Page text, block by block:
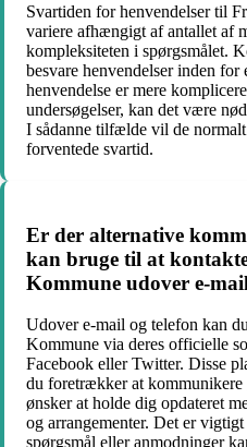
Svartiden for henvendelser til
variere afhængigt af antallet af
kompleksiteten i spørgsmålet.
besvare henvendelser inden
henvendelse er mere
undersøgelser, kan det være
I sådanne tilfælde vil de
forventede svartid.
Er der alternative
kan bruge til at
Kommune udover e-
Udover e-mail og telefon kan
Kommune via deres officielle
Facebook eller Twitter. Disse
du foretrækker at kommunikere
ønsker at holde dig opdateret
og arrangementer. Det er
spørgsmål eller anmodninger